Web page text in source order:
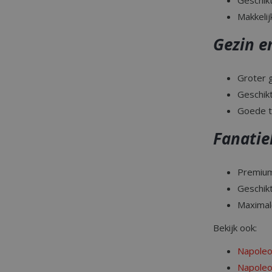
Gezin
Groter
Goede
Bekijk ook: